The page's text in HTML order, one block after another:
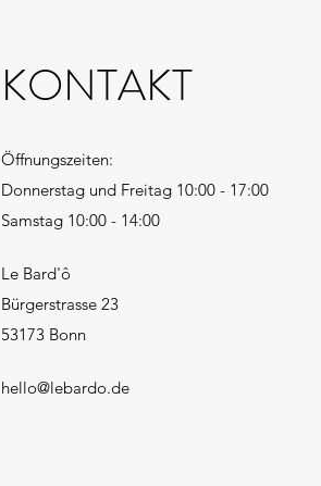
KONTAKT
Öffnungszeiten:
Donnerstag und Freitag 10:00 - 17:00
Samstag 10:00 - 14:00
Le Bard'ô
Bürgerstrasse 23
53173 Bonn
hello@lebardo.de